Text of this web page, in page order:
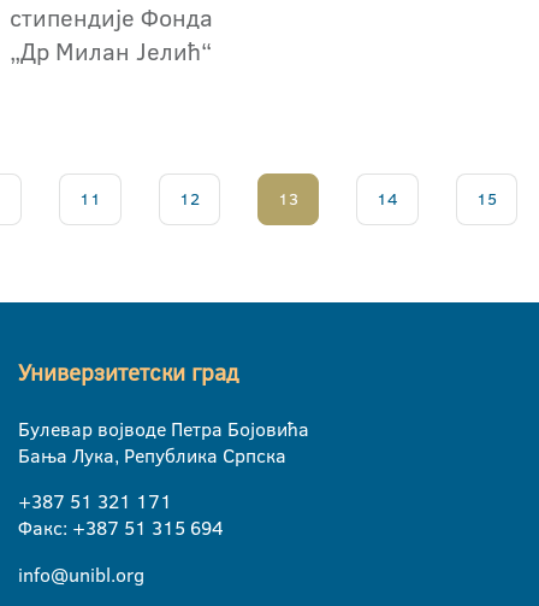
стипендије Фонда
„Др Милан Јелић“
11 12 13 14 15
Универзитетски град
Булевар војводе Петра Бојовића
Бања Лука, Република Српска
+387 51 321 171
Факс: +387 51 315 694
info@unibl.org